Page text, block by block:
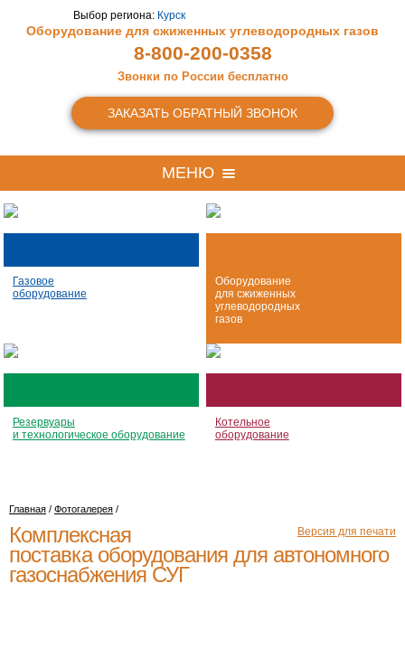
Выбор региона: Курск
Оборудование для сжиженных углеводородных газов
8-800-200-0358
Звонки по России бесплатно
ЗАКАЗАТЬ ОБРАТНЫЙ ЗВОНОК
МЕНЮ
Газовое
оборудование
Оборудование
для сжиженных
углеводородных
газов
Резервуары
и технологическое оборудование
Котельное
оборудование
Главная / Фотогалерея /
Версия для печати
Комплексная
поставка оборудования для автономного
газоснабжения СУГ